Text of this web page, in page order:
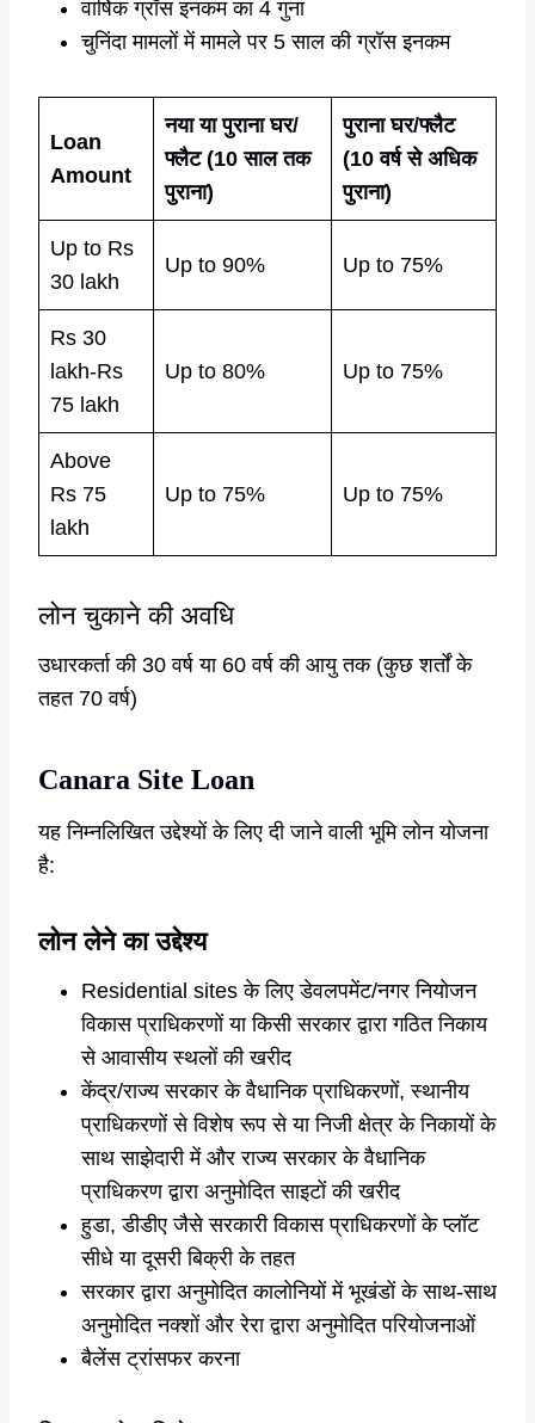
वार्षिक ग्रॉस इनकम का 4 गुना
चुनिंदा मामलों में मामले पर 5 साल की ग्रॉस इनकम
Loan
Amount
नया या पुराना घर/
फ्लैट (10 साल तक
पुराना)
पुराना घर/फ्लैट
(10 वर्ष से अधिक
पुराना)
Up to Rs
30 lakh
Up to 90% Up to 75%
Rs 30
lakh-Rs
75 lakh
Up to 80% Up to 75%
Above
Rs 75
lakh
Up to 75% Up to 75%
लोन चुकाने की अवधि
उधारकर्ता की 30 वर्ष या 60 वर्ष की आयु तक (कुछ शर्तों के
तहत 70 वर्ष)
Canara Site Loan
यह निम्नलिखित उद्देश्यों के लिए दी जाने वाली भूमि लोन योजना
है:
लोन लेने का उद्देश्य
Residential sites के लिए डेवलपमेंट/नगर नियोजन
विकास प्राधिकरणों या किसी सरकार द्वारा गठित निकाय
से आवासीय स्थलों की खरीद
केंद्र/राज्य सरकार के वैधानिक प्राधिकरणों, स्थानीय
प्राधिकरणों से विशेष रूप से या निजी क्षेत्र के निकायों के
साथ साझेदारी में और राज्य सरकार के वैधानिक
प्राधिकरण द्वारा अनुमोदित साइटों की खरीद
हुडा, डीडीए जैसे सरकारी विकास प्राधिकरणों के प्लॉट
सीधे या दूसरी बिक्री के तहत
सरकार द्वारा अनुमोदित कालोनियों में भूखंडों के साथ-साथ
अनुमोदित नक्शों और रेरा द्वारा अनुमोदित परियोजनाओं
बैलेंस ट्रांसफर करना